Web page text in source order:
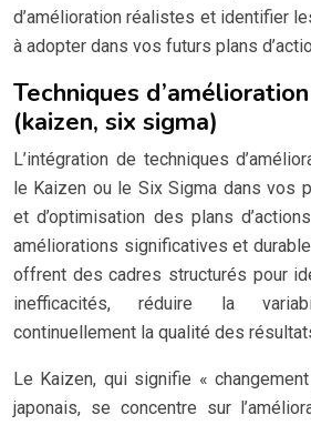
d’amélioration réalistes et identifier
à adopter dans vos futurs plans
Techniques
(kaizen, six sigma)
L’intégration de techniques
le Kaizen ou le Six Sigma dans vos
et d’optimisation des plans
améliorations significatives et
offrent des cadres structurés pour
inefficacités, réduire la
continuellement la qualité des
Le Kaizen, qui signifie «
japonais, se concentre sur